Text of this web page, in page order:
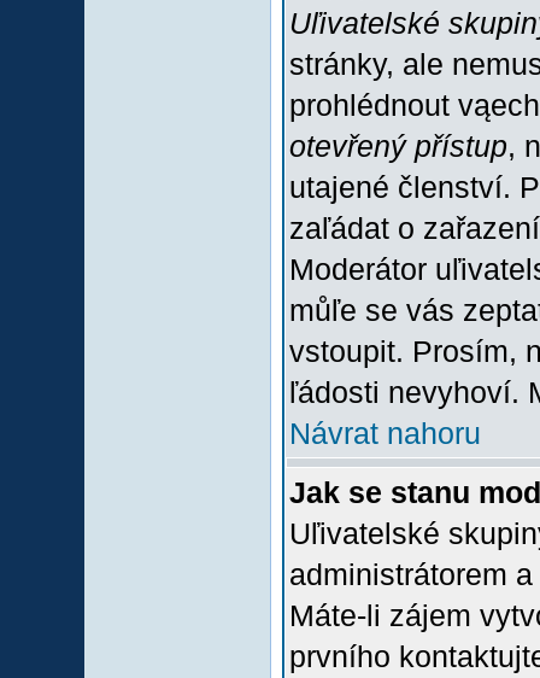
Uľivatelské
stránky, ale
prohlédnout
otevřený přístup,
utajené členství.
zaľádat o
Moderátor
můľe se vás
vstoupit. Prosím,
ľádosti nevyhoví.
Návrat nahoru
Jak se stanu
Uľivatelské
administrátorem
Máte-li zájem
prvního